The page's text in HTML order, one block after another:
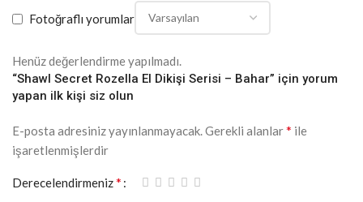
Fotoğraflı yorumlar
Henüz değerlendirme yapılmadı.
“Shawl Secret Rozella El Dikişi Serisi – Bahar” için yorum
yapan ilk kişi siz olun
E-posta adresiniz yayınlanmayacak.Gerekli alanlar* ile
işaretlenmişlerdir
Derecelendirmeniz*